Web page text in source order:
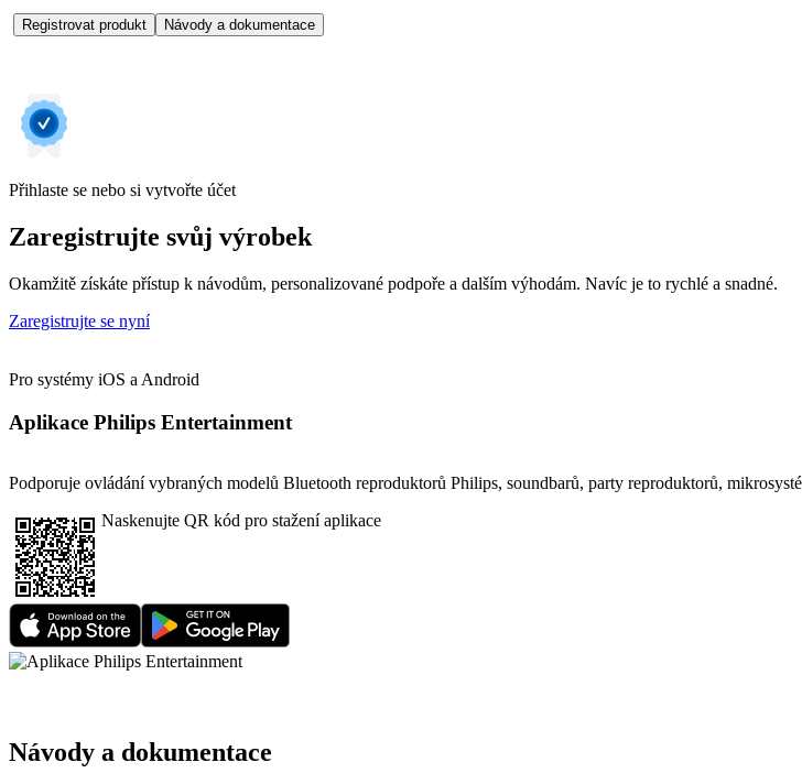
Registrovat produkt Návody a dokumentace
Přihlaste se nebo si vytvořte účet
Zaregistrujte svůj výrobek
Okamžitě získáte přístup k návodům, personalizované podpoře a dalším výhodám. Navíc je to rychlé a snadné.
Zaregistrujte se nyní
Pro systémy iOS a Android
Aplikace Philips Entertainment
Podporuje ovládání vybraných modelů Bluetooth reproduktorů Philips, soundbarů, party reproduktorů,
Naskenujte QR kód pro stažení aplikace
Návody a dokumentace